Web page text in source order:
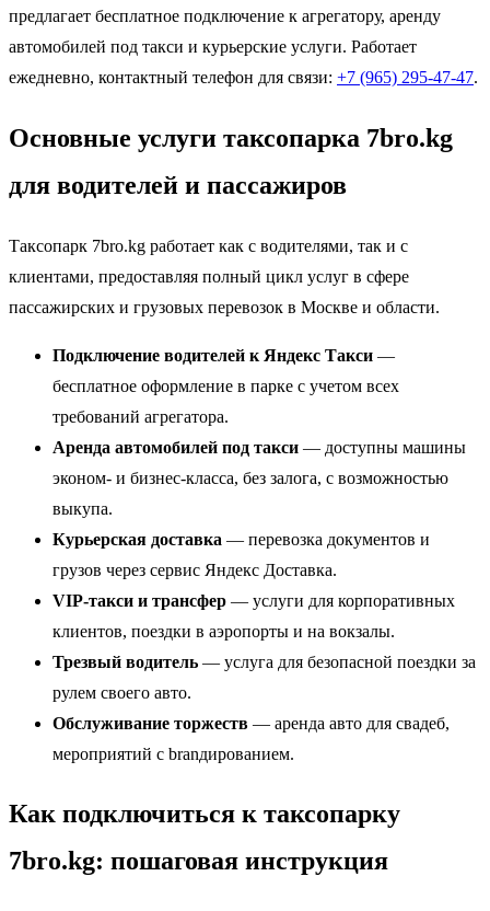
предлагает бесплатное подключение к агрегатору, аренду
автомобилей под такси и курьерские услуги. Работает
ежедневно, контактный телефон для связи: +7 (965) 295-47-47.
Основные услуги таксопарка 7bro.kg
для водителей и пассажиров
Таксопарк 7bro.kg работает как с водителями, так и с
клиентами, предоставляя полный цикл услуг в сфере
пассажирских и грузовых перевозок в Москве и области.
Подключение водителей к Яндекс Такси —
бесплатное оформление в парке с учетом всех
требований агрегатора.
Аренда автомобилей под такси — доступны машины
эконом- и бизнес-класса, без залога, с возможностью
выкупа.
Курьерская доставка — перевозка документов и
грузов через сервис Яндекс Доставка.
VIP-такси и трансфер — услуги для корпоративных
клиентов, поездки в аэропорты и на вокзалы.
Трезвый водитель — услуга для безопасной поездки за
рулем своего авто.
Обслуживание торжеств — аренда авто для свадеб,
мероприятий с branдированием.
Как подключиться к таксопарку
7bro.kg: пошаговая инструкция